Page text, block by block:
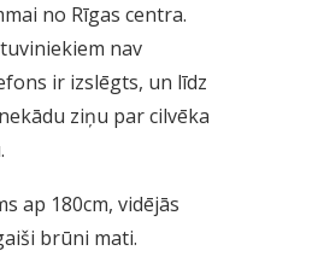
no Rīgas centra.
nav
ir izslēgts, un līdz
ziņu par cilvēka
ap 180cm, vidējās
brūni mati.